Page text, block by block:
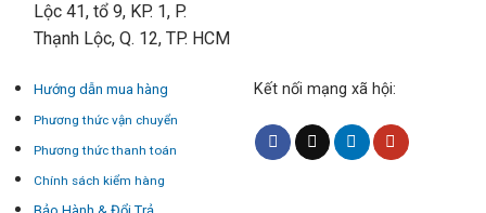
Lộc 41, tổ 9, KP. 1, P.
Thạnh Lộc, Q. 12, TP. HCM
Hướng dẫn mua hàng
Phương thức vận chuyển
Phương thức thanh toán
Chính sách kiểm hàng
Kết nối mạng xã hội: